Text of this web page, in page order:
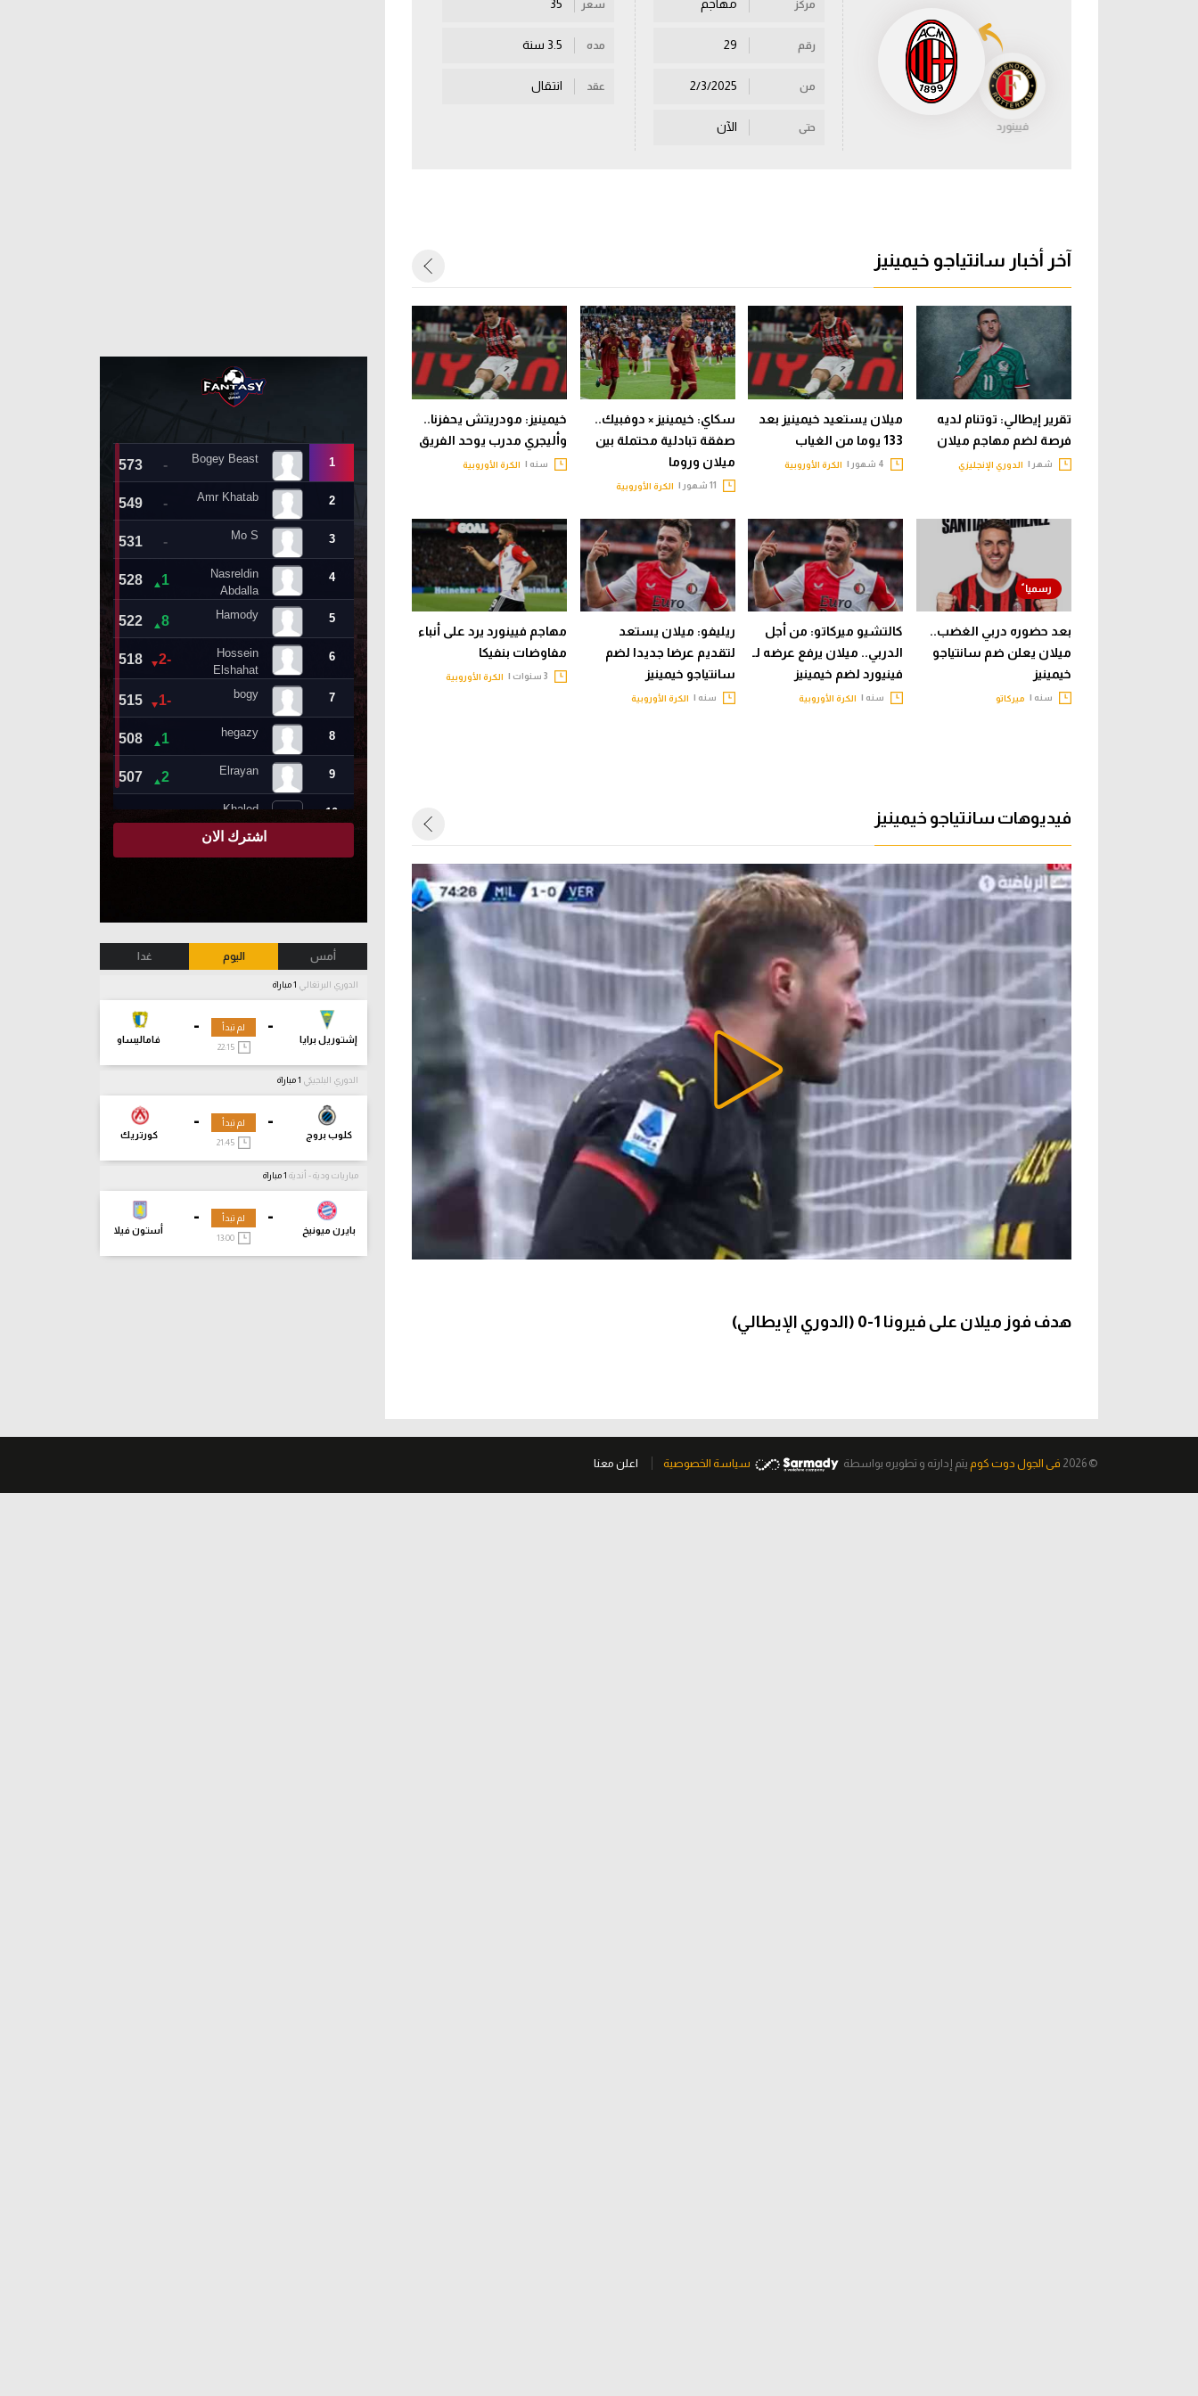
فيينورد
مركز مهاجم
رقم
من
حتى الآن
سعر
مده
عقد انتقال
آخر أخبار سانتياجو خيمينيز
تقرير إيطالي: توتنام لديه
فرصة لضم مهاجم ميلان
شهر | الدوري الإنجليزي
ميلان يستعيد خيمينيز بعد
133 يوما من الغياب
الكرة الأوروبية
سكاي: خيمينيز × دوفبيك..
صفقة تبادلية محتملة بين
ميلان وروما
الكرة الأوروبية
خيمينيز: مودريتش يحفزنا..
وأليجري مدرب يوحد الفريق
سنه | الكرة الأوروبية
بعد حضوره دربي الغضب..
ميلان يعلن ضم سانتياجو
خيمينيز
سنه | ميركاتو
كالتشيو ميركاتو: من أجل
الدربي.. ميلان يرفع عرضه لـ
فينيورد لضم خيمينيز
سنه | الكرة الأوروبية
ريليفو: ميلان يستعد
لتقديم عرضا جديدا لضم
سانتياجو خيمينيز
سنه | الكرة الأوروبية
مهاجم فيينورد يرد على أنباء
مفاوضات بنفيكا
الكرة الأوروبية
فيديوهات سانتياجو خيمينيز
هدف فوز ميلان على فيرونا 1-0 (الدوري الإيطالي)
أمس اليوم غدا
الدوري البرتغالي
-
إشتوريل برايا
-
فاماليساو
لم تبدأ
22:15
الدوري البلجيكي
-
كلوب بروج
-
كورتريك
لم تبدأ
مباريات ودية - أندية
-
بايرن ميونيخ
-
أستون فيلا
لم تبدأ
© 2026 فى الجول دوت كوم يتم إدارته و تطويره بواسطة سياسة الخصوصية اعلن معنا